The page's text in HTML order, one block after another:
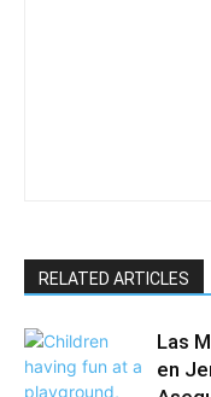
RELATED ARTICLES
Las
en